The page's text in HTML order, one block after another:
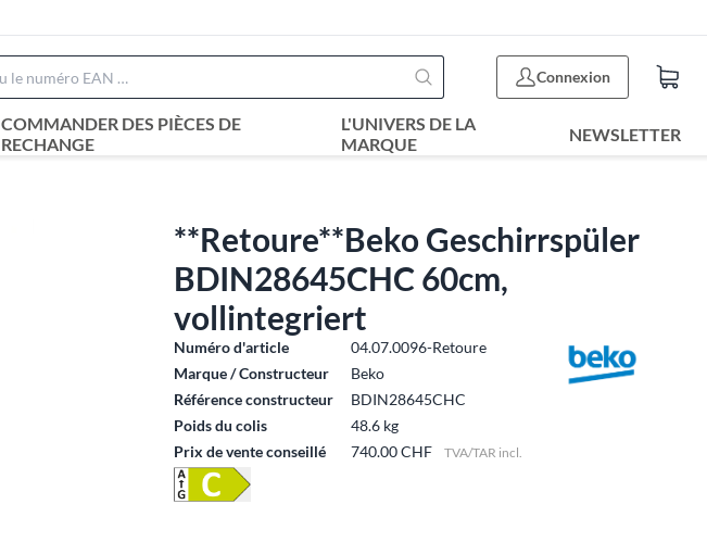
Connexion
COMMANDER DES PIÈCES DE
RECHANGE
L'UNIVERS DE LA
MARQUE
NEWSLETTER
**Retoure**Beko Geschirrspüler
BDIN28645CHC 60cm,
vollintegriert
Numéro d'article
04.07.0096-Retoure
Marque / Constructeur
Beko
Référence constructeur
BDIN28645CHC
Poids du colis
48.6 kg
Prix de vente conseillé
740.00 CHF TVA/TAR incl.